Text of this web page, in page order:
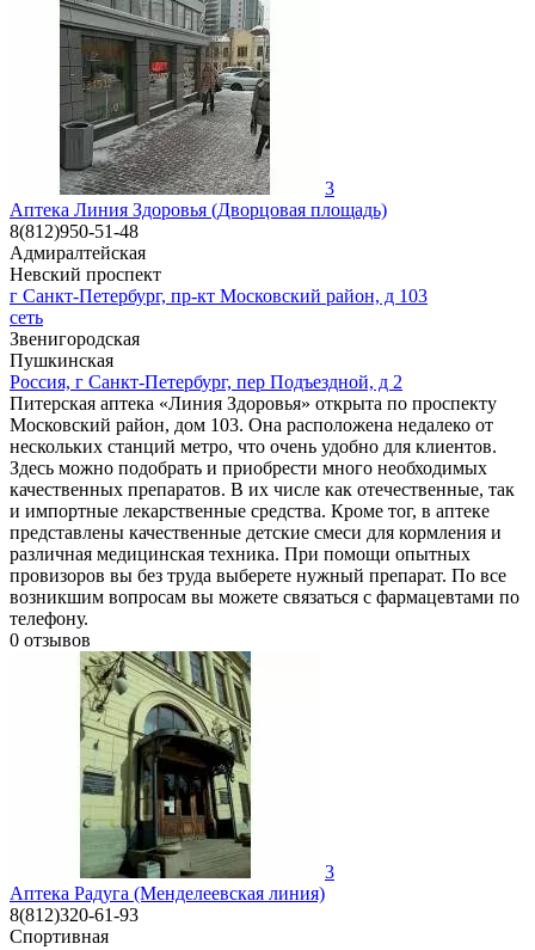
3
Аптека Линия Здоровья (Дворцовая площадь)
8(812)950-51-48
Адмиралтейская
Невский проспект
г Санкт-Петербург, пр-кт Московский район, д 103
сеть
Звенигородская
Пушкинская
Россия, г Санкт-Петербург, пер Подъездной, д 2
Питерская аптека «Линия Здоровья» открыта по проспекту
Московский район, дом 103. Она расположена недалеко от
нескольких станций метро, что очень удобно для клиентов.
Здесь можно подобрать и приобрести много необходимых
качественных препаратов. В их числе как отечественные, так
и импортные лекарственные средства. Кроме тог, в аптеке
представлены качественные детские смеси для кормления и
различная медицинская техника. При помощи опытных
провизоров вы без труда выберете нужный препарат. По все
возникшим вопросам вы можете связаться с фармацевтами по
телефону.
0 отзывов
3
Аптека Радуга (Менделеевская линия)
8(812)320-61-93
Спортивная